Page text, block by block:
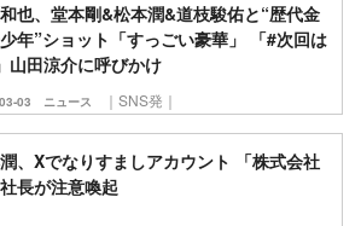
也、堂本剛&松本潤&道枝駿佑と“歴代金
年”ショット「すっごい豪華」 「#次回は
山田涼介に呼びかけ
03 ニュース ｜SNS発｜
、Xでなりすましアカウント 「株式会社
長が注意喚起